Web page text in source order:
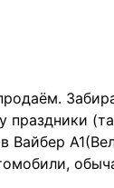
праздники
Вайбер